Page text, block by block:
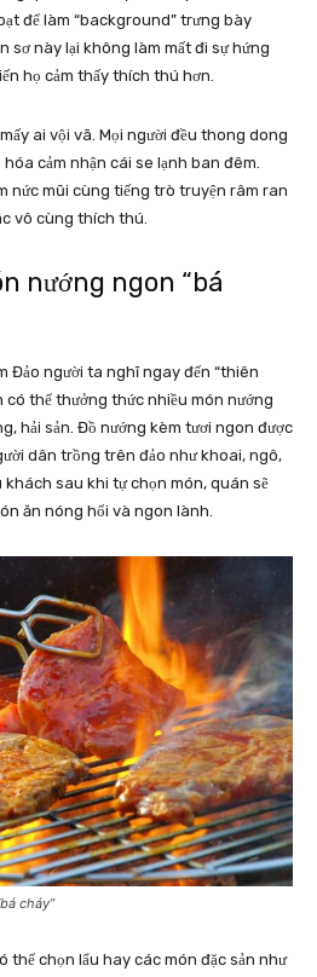
để làm “background” trưng bày
sơ này lại không làm mất đi sự hứng
họ cảm thấy thích thú hơn.
ai vội vã. Mọi người đều thong dong
cảm nhận cái se lạnh ban đêm.
nức mũi cùng tiếng trò truyện râm ran
vô cùng thích thú.
nướng ngon “bá
Đảo người ta nghĩ ngay đến “thiên
có thể thưởng thức nhiều món nướng
hải sản. Đồ nướng kèm tươi ngon được
dân trồng trên đảo như khoai, ngô,
khách sau khi tự chọn món, quán sẽ
ăn nóng hổi và ngon lành.
cháy”
thể chọn lẩu hay các món đặc sản như